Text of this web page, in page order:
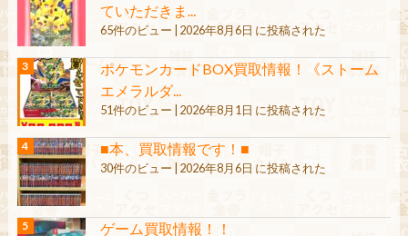
ていただきま...
65件のビュー | 2026年8月6日 に投稿された
ポケモンカードBOX買取情報！《ストーム
エメラルダ...
51件のビュー | 2026年8月1日 に投稿された
■本、買取情報です！■
30件のビュー | 2026年8月6日 に投稿された
ゲーム買取情報！！